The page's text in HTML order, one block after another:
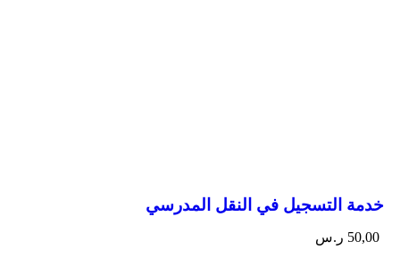
خدمة التسجيل في النقل المدرسي
50,00 ر.س